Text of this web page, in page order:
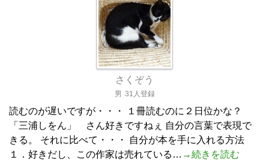
さくぞう
男 31人登録
読むのが遅いですが・・・ １冊読むのに２日位かな？
「三浦しをん」 さん好きですねぇ 自分の言葉で表現で
きる。 それに比べて・・・ 自分が本を手に入れる方法
１．好きだし、この作家は売れている… →続きを読む